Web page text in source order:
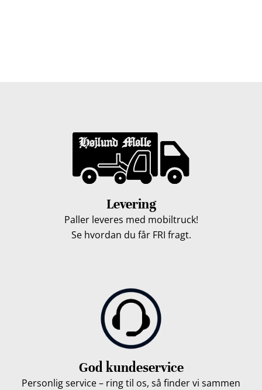
Levering
Paller leveres med mobiltruck!
Se hvordan du får FRI fragt.
God kundeservice
Personlig service – ring til os, så finder vi sammen